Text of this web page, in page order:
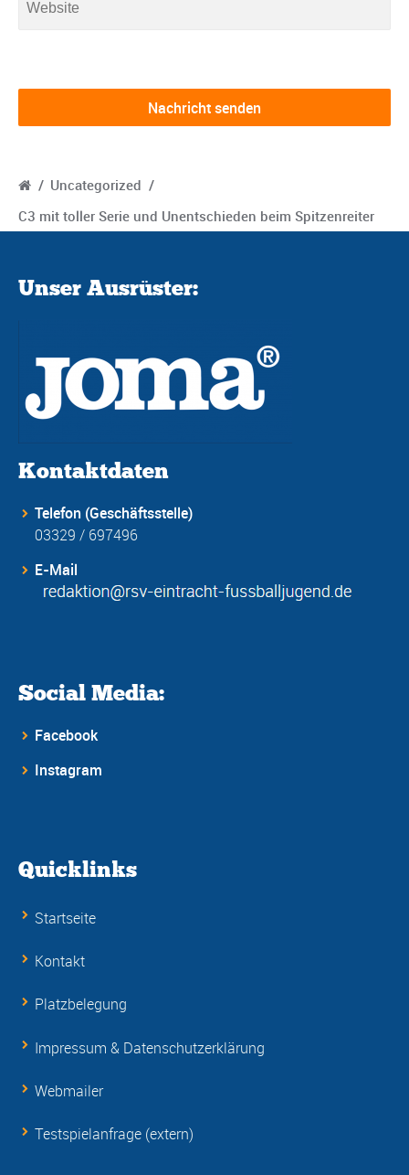
/ Uncategorized /
C3 mit toller Serie und Unentschieden beim Spitzenreiter
Unser Ausrüster:
Kontaktdaten
Telefon (Geschäftsstelle)
03329 / 697496
E-Mail
Social Media:
Facebook
Instagram
Quicklinks
Startseite
Kontakt
Platzbelegung
Impressum & Datenschutzerklärung
Webmailer
Testspielanfrage (extern)